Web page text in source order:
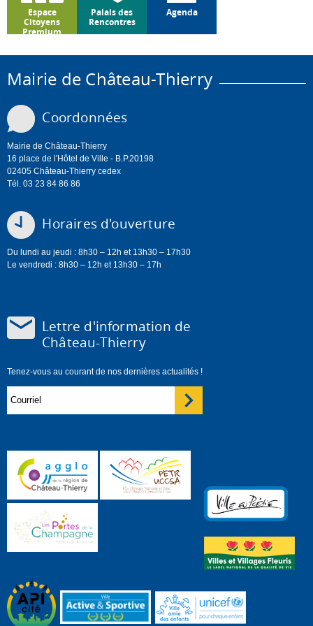
Espace
Citoyens
Premium
Palais des
Rencontres
Agenda
Mairie de Château-Thierry
Coordonnées
Mairie de Château-Thierry
16 place de l'Hôtel de Ville - B.P.20198
02405 Château-Thierry cedex
Tél. 03 23 84 86 86
Horaires d'ouverture
Du lundi au jeudi : 8h30 – 12h et 13h30 – 17h30
Le vendredi : 8h30 – 12h et 13h30 – 17h
Lettre d'information de
Château-Thierry
Tenez-vous au courant de nos dernières actualités !